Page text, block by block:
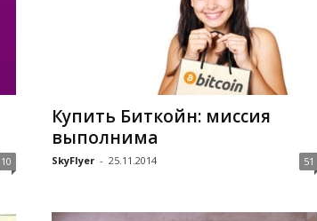
10
Купить Биткойн: миссия
выполнима
SkyFlyer - 25.11.2014 51